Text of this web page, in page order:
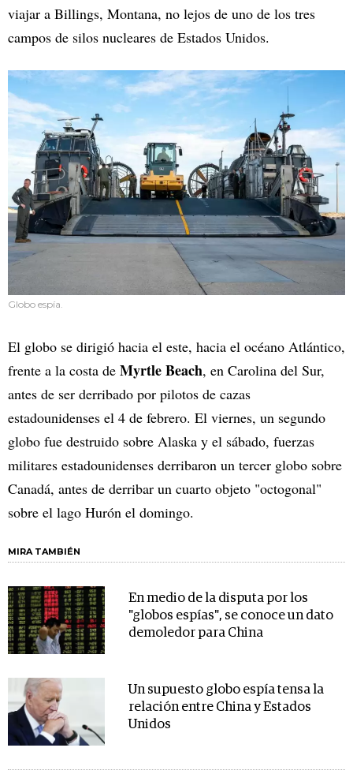
viajar a Billings, Montana, no lejos de uno de los tres
campos de silos nucleares de Estados Unidos.
Globo espía.
El globo se dirigió hacia el este, hacia el océano Atlántico,
frente a la costa de Myrtle Beach, en Carolina del Sur,
antes de ser derribado por pilotos de cazas
estadounidenses el 4 de febrero. El viernes, un segundo
globo fue destruido sobre Alaska y el sábado, fuerzas
militares estadounidenses derribaron un tercer globo sobre
Canadá, antes de derribar un cuarto objeto "octogonal"
sobre el lago Hurón el domingo.
MIRA TAMBIÉN
En medio de la disputa por los
"globos espías", se conoce un dato
demoledor para China
Un supuesto globo espía tensa la
relación entre China y Estados
Unidos